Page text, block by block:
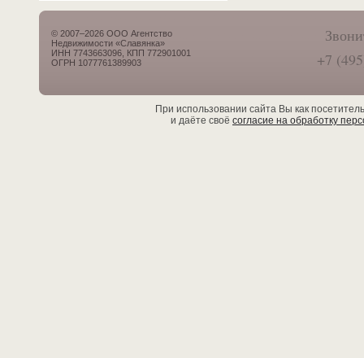
© 2007–2026 ООО Агентство
Недвижимости «Славянка»
ИНН 7743663096, КПП 772901001
ОГРН 1077761389903
+7
При использовании сайта Вы как
и даёте своё согласие на обработку